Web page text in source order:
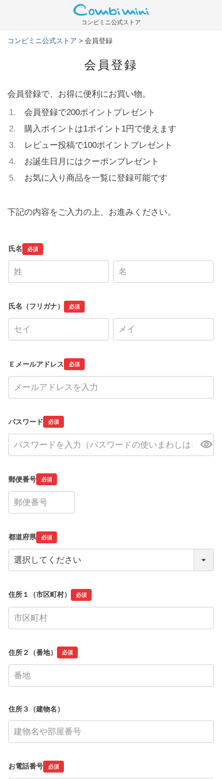
コンビミニ公式ストア
コンビミニ公式ストア 会員登録
会員登録
会員登録で、お得に便利にお買い物。
会員登録で200ポイントプレゼント
購入ポイントは1ポイント1円で使えます
レビュー投稿で100ポイントプレゼント
お誕生日月にはクーポンプレゼント
お気に入り商品を一覧に登録可能です
下記の内容をご入力の上、お進みください。
氏名 必須
氏名（フリガナ） 必須
Ｅメールアドレス 必須
パスワード 必須
郵便番号 必須
都道府県 必須
住所１（市区町村） 必須
住所２（番地） 必須
住所３（建物名）
お電話番号 必須